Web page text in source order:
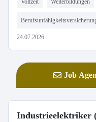
Vollzeit Weiterbildungen
24.07.2026
Job
Industrieelektriker